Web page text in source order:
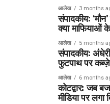
आलेख 3 months
संपादकीय:
क्या
आलेख 5 months
संपादकीय:
फुटपाथ पर
आलेख 6 months
कोटद्वार: जब
मीडिया पर लगा